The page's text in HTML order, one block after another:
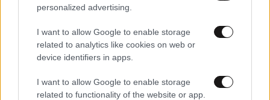
personalized advertising.
I want to allow Google to enable storage
related to analytics like cookies on web or
device identifiers in apps.
I want to allow Google to enable storage
related to functionality of the website or app.